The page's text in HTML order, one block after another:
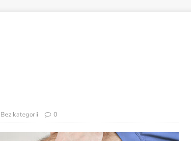
Bez kategorii 0